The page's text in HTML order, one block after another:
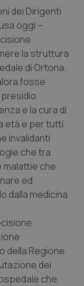
dei Dirigenti
oggi –
la struttura
di Ortona.
fosse
e la cura di
età e per tutti
invalidanti
che tra
malattie che
ed
dalla medicina
della Regione
dei
che